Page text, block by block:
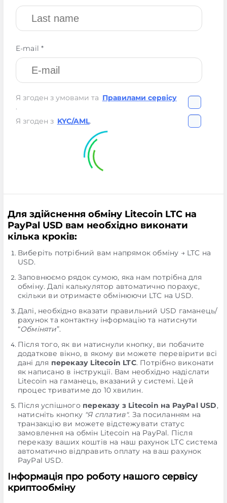
E-mail *
Я згоден з умовами та Правилами сервісу
.
Я згоден з KYC/AML.
Для здійснення обміну Litecoin LTC на
PayPal USD вам необхідно виконати
кілька кроків:
Виберіть потрібний вам напрямок обміну → LTC на
USD.
Заповнюємо рядок сумою, яка нам потрібна для
обміну. Далі калькулятор автоматично порахує,
скільки ви отримаєте обмінюючи LTC на USD.
Далі, необхідно вказати правильний USD гаманець/
рахунок та контактну інформацію та натиснути
“Обміняти”.
Після того, як ви натиснули кнопку, ви побачите
додаткове вікно, в якому ви можете перевірити всі
дані для переказу Litecoin LTC. Потрібно виконати
як написано в інструкції. Вам необхідно надіслати
Litecoin на гаманець, вказаний у системі. Цей
процес триватиме до 10 хвилин.
Після успішного переказу з Litecoin на PayPal USD,
натисніть кнопку "Я сплатив". За посиланням на
транзакцію ви можете відстежувати статус
замовлення на обмін Litecoin на PayPal. Після
переказу ваших коштів на наш рахунок LTC система
автоматично відправить оплату на ваш рахунок
PayPal USD.
Інформація про роботу нашого сервісу
криптообміну